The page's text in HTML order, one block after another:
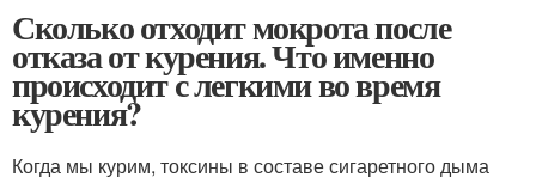
Сколько отходит мокрота после
отказа от курения. Что именно
происходит с легкими во время
курения?
Когда мы курим, токсины в составе сигаретного дыма